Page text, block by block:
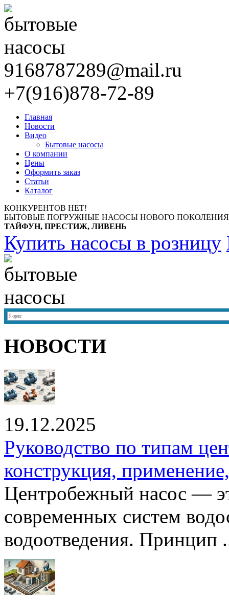
9168787289@mail.ru
+7(916)878-72-89
Главная
Новости
Видео
Бытовые насосы
О компании
Цены
Оформить заказ
Статьи
Каталог
КОНКУРЕНТОВ НЕТ!
БЫТОВЫЕ ПОГРУЖНЫЕ НАСОСЫ НОВОГО
ТАЙФУН, ПРЕСТИЖ, ЛИВЕНЬ
Купить насосы в розницу
НОВОСТИ
19.12.2025
Руководство по типам
конструкция,
Центробежный насос —
современных систем
водоотведения. Принцип